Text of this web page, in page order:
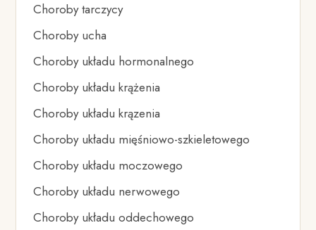
Choroby tarczycy
Choroby ucha
Choroby układu hormonalnego
Choroby układu krążenia
Choroby układu krązenia
Choroby układu mięśniowo-szkieletowego
Choroby układu moczowego
Choroby układu nerwowego
Choroby układu oddechowego